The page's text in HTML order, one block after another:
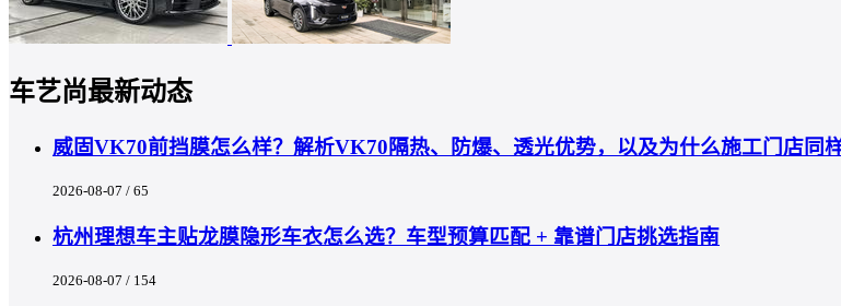
车艺尚最新动态
威固VK70前挡膜怎么样？解析VK70隔热、防爆、透光优势，以及为什么施工门店同
2026-08-07 / 65
杭州理想车主贴龙膜隐形车衣怎么选？车型预算匹配 + 靠谱门店挑选指南
2026-08-07 / 154